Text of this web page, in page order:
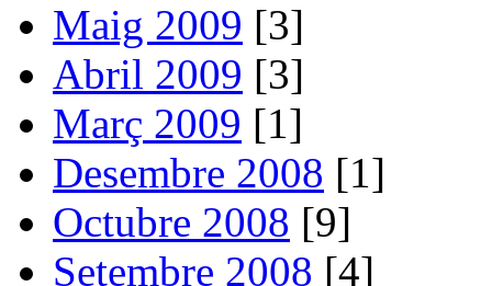
Maig 2009 [3]
Abril 2009 [3]
Març 2009 [1]
Desembre 2008 [1]
Octubre 2008 [9]
Setembre 2008 [4]